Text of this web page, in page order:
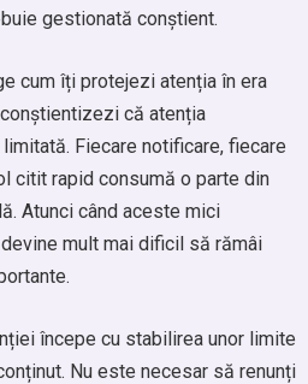
gestionată conștient.
cum îți protejezi atenția în era
că atenția
Fiecare notificare, fiecare
citit rapid consumă o parte din
Atunci când aceste mici
mult mai dificil să rămâi
începe cu stabilirea unor limite
Nu este necesar să renunți